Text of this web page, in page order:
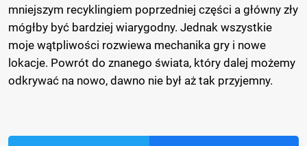
mniejszym recyklingiem poprzedniej części a główny zły
mógłby być bardziej wiarygodny. Jednak wszystkie
moje wątpliwości rozwiewa mechanika gry i nowe
lokacje. Powrót do znanego świata, który dalej możemy
odkrywać na nowo, dawno nie był aż tak przyjemny.